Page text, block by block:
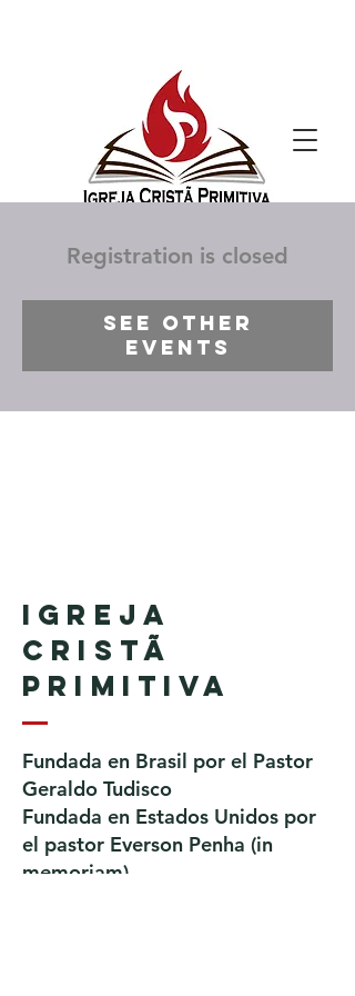
Registration is closed
See other
events
Igreja
Cristã
Primitiva
Fundada en Brasil por el Pastor
Geraldo Tudisco
Fundada en Estados Unidos por
el pastor Everson Penha ​(in
memoriam)